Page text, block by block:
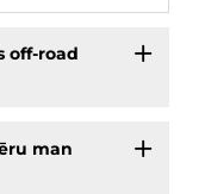
off-road
man